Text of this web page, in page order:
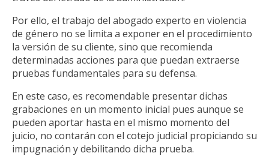
Por ello, el trabajo del abogado experto en violencia
de género no se limita a exponer en el procedimiento
la versión de su cliente, sino que recomienda
determinadas acciones para que puedan extraerse
pruebas fundamentales para su defensa.
En este caso, es recomendable presentar dichas
grabaciones en un momento inicial pues aunque se
pueden aportar hasta en el mismo momento del
juicio, no contarán con el cotejo judicial propiciando su
impugnación y debilitando dicha prueba.